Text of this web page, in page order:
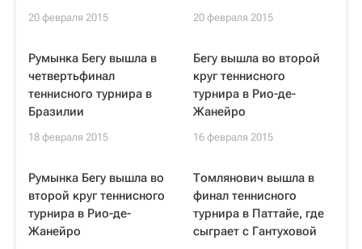
20 февраля 2015 20 февраля 2015
Румынка Бегу вышла в
четвертьфинал
теннисного турнира в
Бразилии
18 февраля 2015
Бегу вышла во второй
круг теннисного
турнира в Рио-де-
Жанейро
16 февраля 2015
Румынка Бегу вышла во
второй круг теннисного
турнира в Рио-де-
Жанейро
Томлянович вышла в
финал теннисного
турнира в Паттайе, где
сыграет с Гантуховой